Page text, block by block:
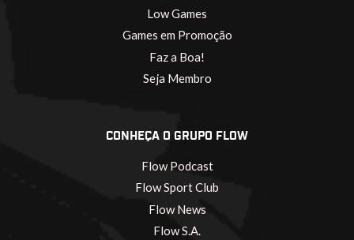
Low Games
Games em Promoção
Faz a Boa!
Seja Membro
CONHEÇA O GRUPO FLOW
Flow Podcast
Flow Sport Club
Flow News
Flow S.A.